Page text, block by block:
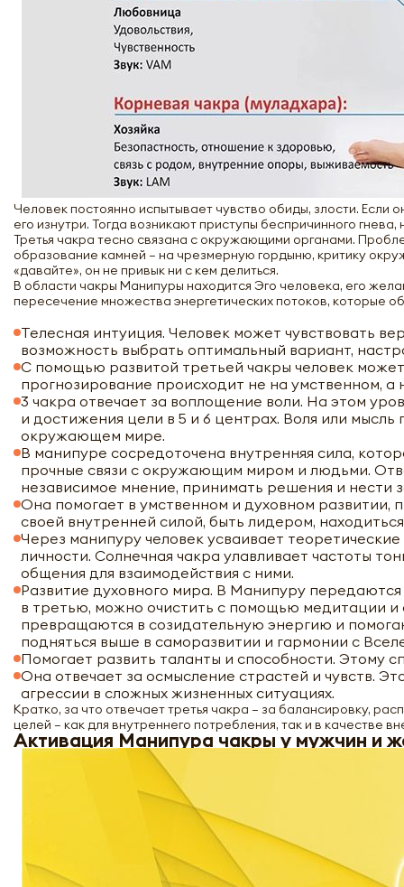
Человек постоянно испытывает чувство обиды, злости. Если
его изнутри. Тогда возникают приступы беспричинного
Третья чакра тесно связана с окружающими органами.
образование камней – на чрезмерную гордыню, критику
«давайте», он не привык ни с кем делиться.
В области чакры Манипуры находится Эго человека, его
пересечение множества энергетических потоков, которые
Телесная интуиция. Человек может чувствовать
возможность выбрать оптимальный вариант,
С помощью развитой третьей чакры человек
прогнозирование происходит не на умственном,
3 чакра отвечает за воплощение воли. На этом
и достижения цели в 5 и 6 центрах. Воля или
окружающем мире.
В манипуре сосредоточена внутренняя сила,
прочные связи с окружающим миром и людьми.
независимое мнение, принимать решения и нести
Она помогает в умственном и духовном развитии,
своей внутренней силой, быть лидером,
Через манипуру человек усваивает
личности. Солнечная чакра улавливает частоты
общения для взаимодействия с ними.
Развитие духовного мира. В Манипуру
в третью, можно очистить с помощью медитации и
превращаются в созидательную энергию и
подняться выше в саморазвитии и гармонии с
Помогает развить таланты и способности. Этому
Она отвечает за осмысление страстей и чувств.
агрессии в сложных жизненных ситуациях.
Кратко, за что отвечает третья чакра – за балансировку,
целей – как для внутреннего потребления, так и в качестве
Активация Манипура чакры у мужчин и